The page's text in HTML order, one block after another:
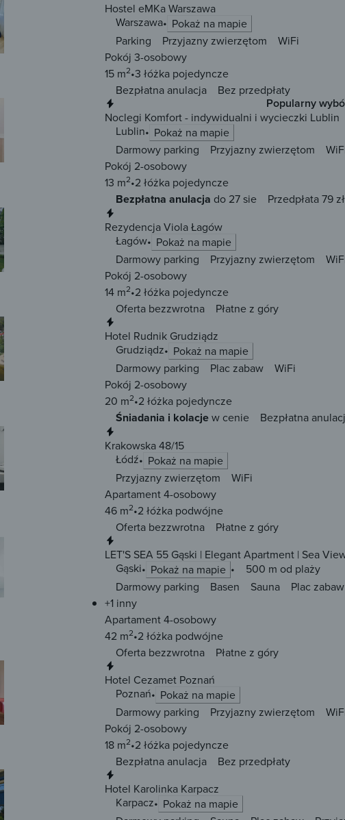
Hostel eMKa Warszawa
Warszawa
Pokaż na mapie
Parking Przyjazny zwierzętom
WiFi
Pokój 3-osobowy
15 m2 3 łóżka pojedyncze
Bezpłatna anulacja
Bez przedpłaty
Popularny
Noclegi Komfort - indywidualni i wycieczki Lublin
Lublin
Pokaż na mapie
Darmowy parking Przyjazny zwierzętom
Pokój 2-osobowy
13 m2 2 łóżka pojedyncze
Bezpłatna anulacja do 27 sie Przedpłata 79 zł
Rezydencja Viola Łagów
Łagów
Pokaż na mapie
Darmowy parking Przyjazny zwierzętom
Pokój 2-osobowy
14 m2 2 łóżka pojedyncze
Oferta bezzwrotna
Płatne z góry
Hotel Rudnik Grudziądz
Grudziądz
Pokaż na mapie
Darmowy parking
Plac zabaw
WiFi
Pokój 2-osobowy
20 m2 2 łóżka pojedyncze
Śniadania i kolacjew cenie Bezpłatna
Krakowska 48/15
Łódź
Pokaż na mapie
Przyjazny zwierzętom
WiFi
Apartament 4-osobowy
46 m2 2 łóżka podwójne
Oferta bezzwrotna
Płatne z góry
LET'S SEA 55 Gąski | Elegant Apartment | Sea
Gąski
Pokaż na mapie 500 m od plaży
Darmowy parking Basen Sauna Plac zabaw
+1 inny
Apartament 4-osobowy
42 m2 2 łóżka podwójne
Oferta bezzwrotna
Płatne z góry
Hotel Cezamet Poznań
Poznań
Pokaż na mapie
Darmowy parking Przyjazny zwierzętom
Pokój 2-osobowy
18 m2 2 łóżka pojedyncze
Bezpłatna anulacja
Bez przedpłaty
Hotel Karolinka Karpacz
Karpacz
Pokaż na mapie